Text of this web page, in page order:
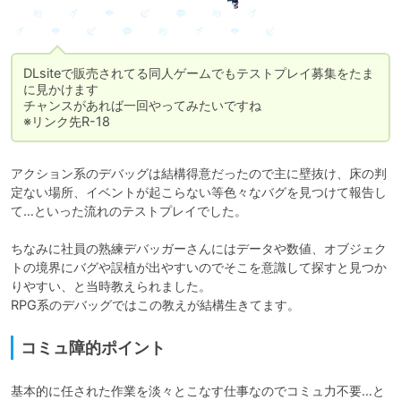
DLsiteで販売されてる同人ゲームでもテストプレイ募集をたま
に見かけます
チャンスがあれば一回やってみたいですね
※リンク先R-18
アクション系のデバッグは結構得意だったので主に壁抜け、床の判
定ない場所、イベントが起こらない等色々なバグを見つけて報告し
て…といった流れのテストプレイでした。
ちなみに社員の熟練デバッガーさんにはデータや数値、オブジェク
トの境界にバグや誤植が出やすいのでそこを意識して探すと見つか
りやすい、と当時教えられました。
RPG系のデバッグではこの教えが結構生きてます。
コミュ障的ポイント
基本的に任された作業を淡々とこなす仕事なのでコミュ力不要…と